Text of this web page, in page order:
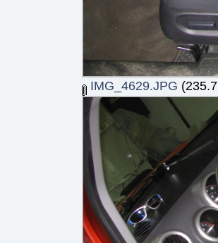
IMG_4629.JPG